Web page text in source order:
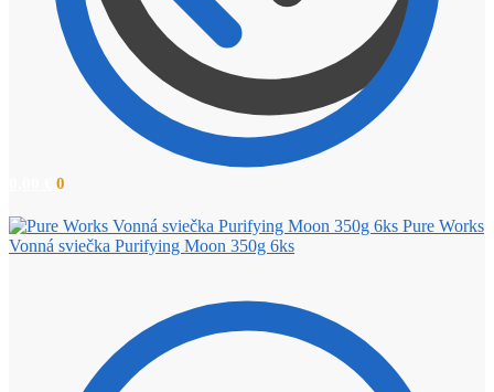
0
Pure Works
Vonná sviečka Purifying Moon 350g 6ks